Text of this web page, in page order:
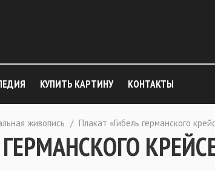
КУПИТЬ КАРТИНУ КОНТАКТЫ
живопись / Плакат «Гибель германского